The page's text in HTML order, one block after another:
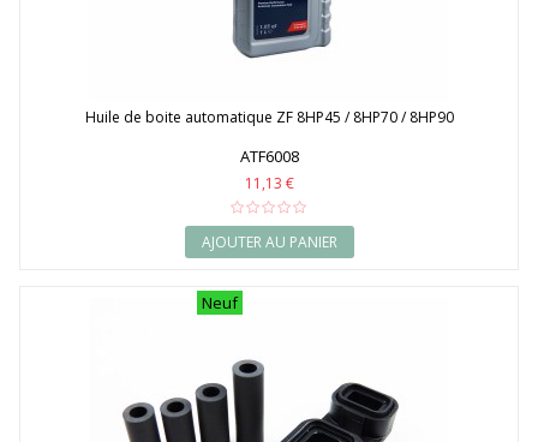
Huile de boite automatique ZF 8HP45 / 8HP70 / 8HP90
ATF6008
11,13 €
AJOUTER AU PANIER
Neuf